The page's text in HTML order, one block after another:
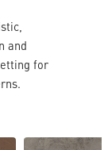
and
for